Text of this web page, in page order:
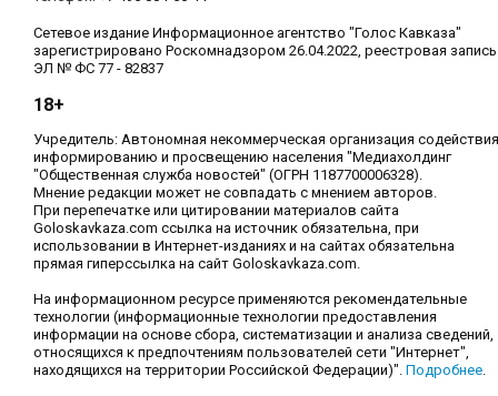
Сетевое издание Информационное агентство "Голос Кавказа"
зарегистрировано Роскомнадзором 26.04.2022, реестровая запись
ЭЛ № ФС 77 - 82837
18+
Учредитель: Автономная некоммерческая организация содействия
информированию и просвещению населения "Медиахолдинг
"Общественная служба новостей" (ОГРН 1187700006328).
Мнение редакции может не совпадать с мнением авторов.
При перепечатке или цитировании материалов сайта
Goloskavkaza.com ссылка на источник обязательна, при
использовании в Интернет-изданиях и на сайтах обязательна
прямая гиперссылка на сайт Goloskavkaza.com.
На информационном ресурсе применяются рекомендательные
технологии (информационные технологии предоставления
информации на основе сбора, систематизации и анализа сведений,
относящихся к предпочтениям пользователей сети "Интернет",
находящихся на территории Российской Федерации)". Подробнее